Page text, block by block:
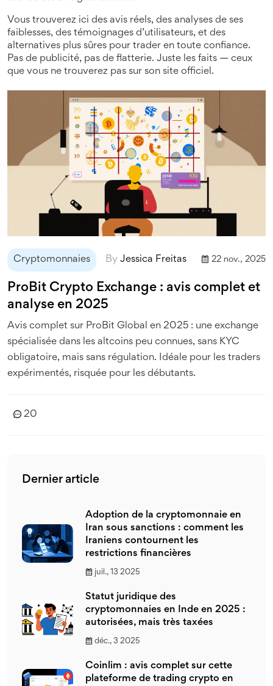
Vous trouverez ici des avis réels, des analyses de ses
faiblesses, des témoignages d’utilisateurs, et des
alternatives plus sûres pour trader en toute confiance.
Pas de publicité, pas de flatterie. Juste les faits — ceux
que vous ne trouverez pas sur son site officiel.
Cryptomonnaies By Jessica Freitas 22 nov., 2025
ProBit Crypto Exchange : avis complet et
analyse en 2025
Avis complet sur ProBit Global en 2025 : une exchange
spécialisée dans les altcoins peu connues, sans KYC
obligatoire, mais sans régulation. Idéale pour les traders
expérimentés, risquée pour les débutants.
20
Dernier article
Adoption de la cryptomonnaie en
Iran sous sanctions : comment les
Iraniens contournent les
restrictions financières
juil., 13 2025
Statut juridique des
cryptomonnaies en Inde en 2025 :
autorisées, mais très taxées
déc., 3 2025
Coinlim : avis complet sur cette
plateforme de trading crypto en